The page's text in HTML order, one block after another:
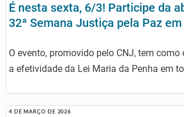
É nesta sexta, 6/3! Participe da
32ª Semana Justiça pela Paz em
O evento, promovido pelo CNJ, tem
a efetividade da Lei Maria da Penha em
4 DE MARÇO DE 2026